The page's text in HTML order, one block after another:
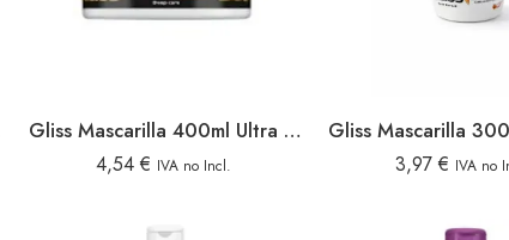
Gliss Mascarilla 400ml Ultra Repair
4,54 € IVA no Incl. 3,97 € IVA no